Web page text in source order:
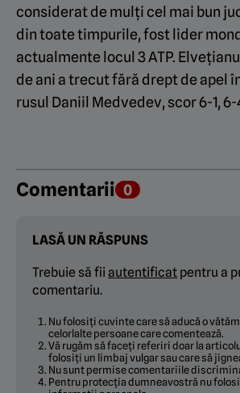
considerat de mulți cel mai bun
din toate timpurile, fost lider
actualmente locul 3 ATP.
de ani a trecut fără drept de apel
rusul Daniil Medvedev, scor 6-1, 6-
Comentarii 0
LASĂ UN RĂSPUNS
Trebuie să fii autentificat pentru a
comentariu.
Nu folosiți cuvinte care să aducă o
celorlalte persoane care comentează.
Vă rugăm să faceți referiri doar la
folosiți un limbaj vulgar sau care să
Nu sunt permise comentariile
Pentru protecția dumneavostră nu